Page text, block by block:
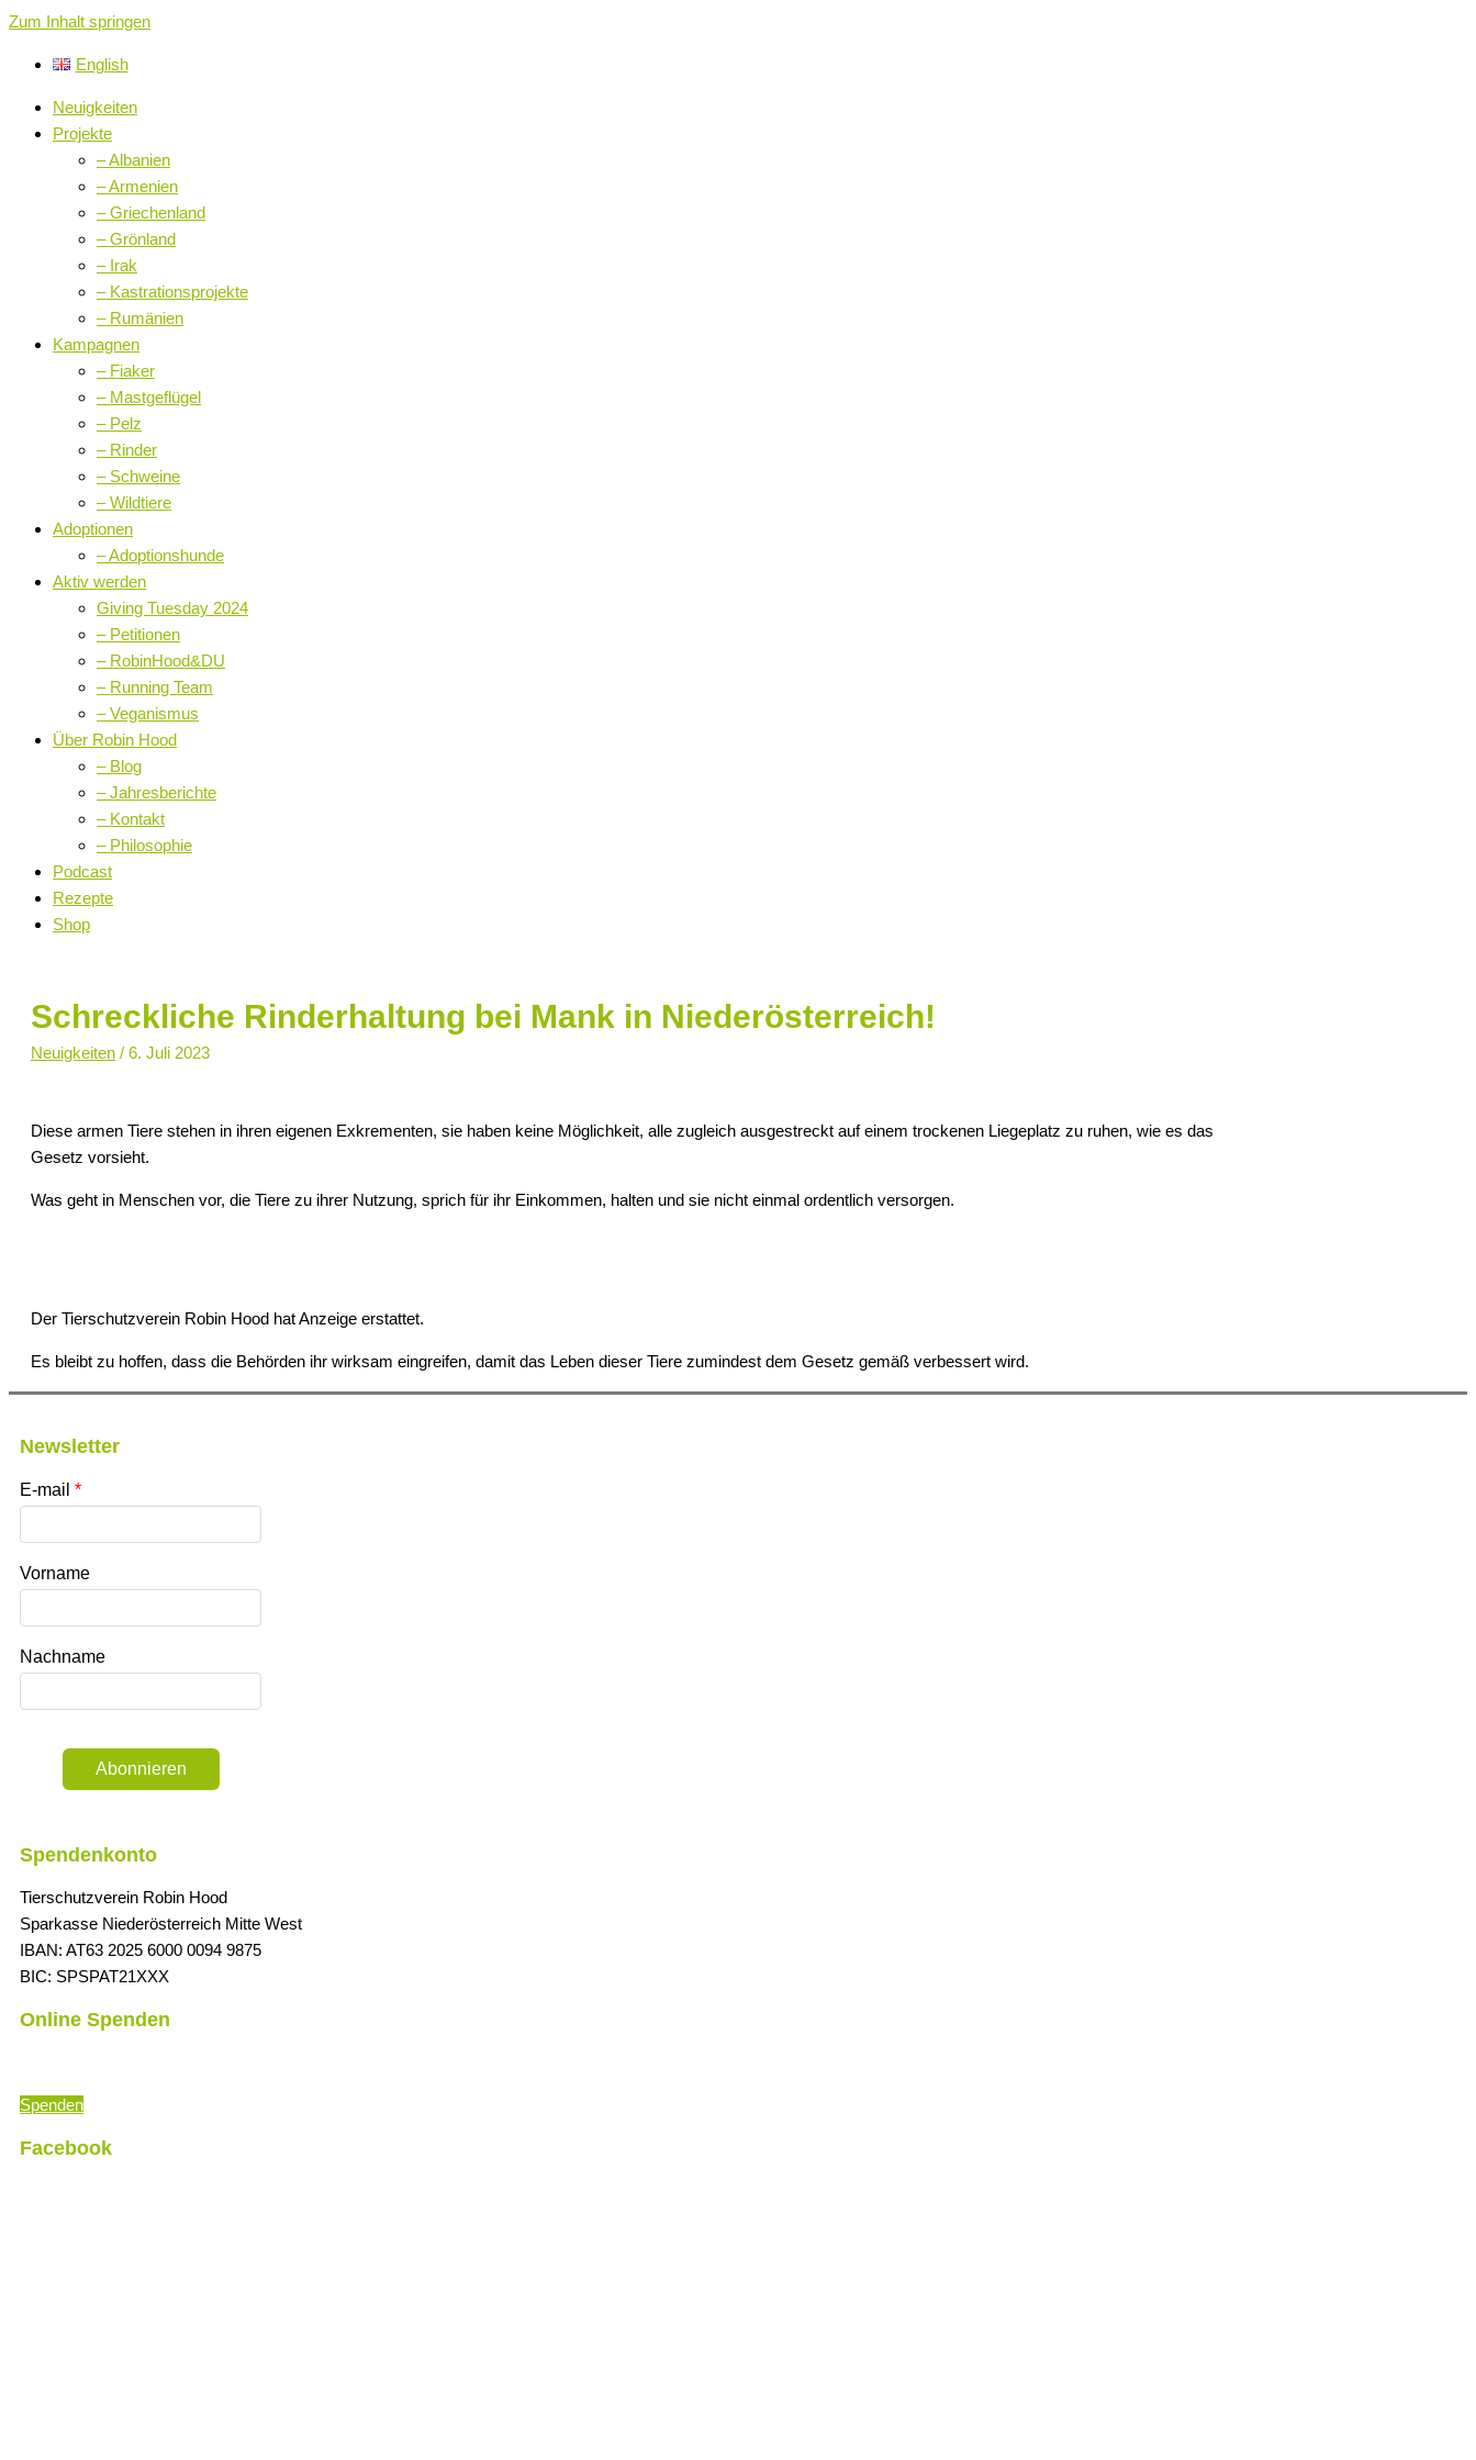
Zum Inhalt springen
English
Neuigkeiten
Projekte
– Albanien
– Armenien
– Griechenland
– Grönland
– Irak
– Kastrationsprojekte
– Rumänien
Kampagnen
– Fiaker
– Mastgeflügel
– Pelz
– Rinder
– Schweine
– Wildtiere
Adoptionen
– Adoptionshunde
Aktiv werden
Giving Tuesday 2024
– Petitionen
– RobinHood&DU
– Running Team
– Veganismus
Über Robin Hood
– Blog
– Jahresberichte
– Kontakt
– Philosophie
Podcast
Rezepte
Shop
Schreckliche Rinderhaltung bei Mank in Niederösterreich!
Neuigkeiten / 6. Juli 2023
Diese armen Tiere stehen in ihren eigenen Exkrementen, sie haben keine Möglichkeit, alle zugleich ausgestreckt auf einem trockenen Liegeplatz zu ruhen, wie es das
Gesetz vorsieht.
Was geht in Menschen vor, die Tiere zu ihrer Nutzung, sprich für ihr Einkommen, halten und sie nicht einmal ordentlich versorgen.
Der Tierschutzverein Robin Hood hat Anzeige erstattet.
Es bleibt zu hoffen, dass die Behörden ihr wirksam eingreifen, damit das Leben dieser Tiere zumindest dem Gesetz gemäß verbessert wird.
Newsletter
E-mail
Vorname
Nachname
Abonnieren
Spendenkonto
Tierschutzverein Robin Hood
Sparkasse Niederösterreich Mitte West
IBAN: AT63 2025 6000 0094 9875
BIC: SPSPAT21XXX
Online Spenden
Spenden
Facebook